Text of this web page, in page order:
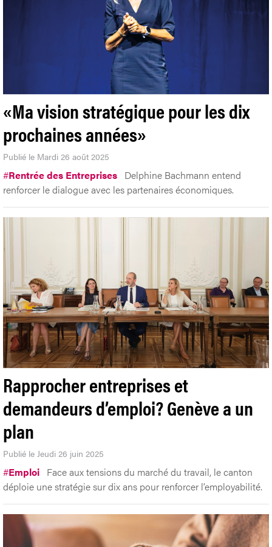
«Ma vision stratégique pour les dix
prochaines années»
Publié le Mardi 26 août 2025
#Rentrée des Entreprises Delphine Bachmann entend
renforcer le dialogue avec les partenaires économiques.
Rapprocher entreprises et
demandeurs d’emploi? Genève a un
plan
Publié le Jeudi 26 juin 2025
#Emploi Face aux tensions du marché du travail, le canton
déploie une stratégie sur dix ans pour renforcer l’employabilité.